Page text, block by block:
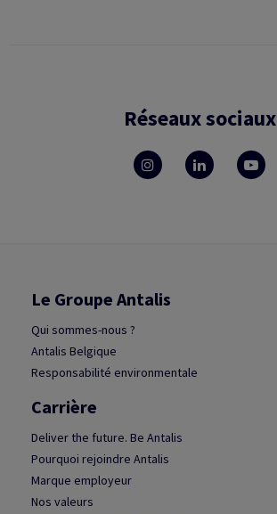
Réseaux sociaux
Le Groupe Antalis
Qui sommes-nous ?
Antalis Belgique
Responsabilité environmentale
Carrière
Deliver the future. Be Antalis
Pourquoi rejoindre Antalis
Marque employeur
Nos valeurs